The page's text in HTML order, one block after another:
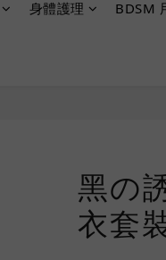
身體護理 BDSM
黑の
衣套